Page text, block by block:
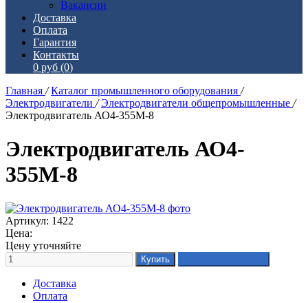
Вакансии
Доставка
Оплата
Гарантия
Контакты
0 руб (0)
Главная / Каталог промышленного оборудования /
Электродвигатели / Электродвигатели общепромышленные /
Электродвигатель АО4-355М-8
Электродвигатель АО4-
355М-8
Артикул: 1422
Цена:
Цену уточняйте
Доставка
Оплата